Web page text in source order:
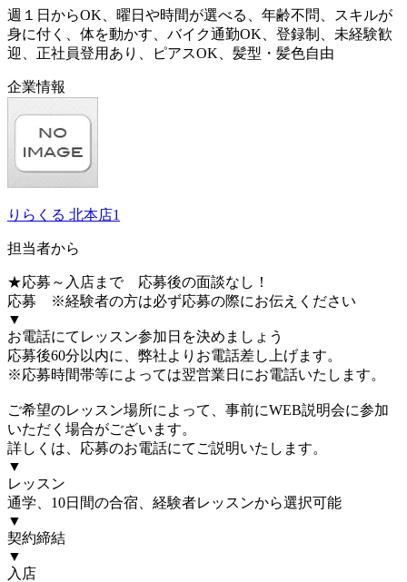
週１日からOK、曜日や時間が選べる、年齢不問、スキルが
身に付く、体を動かす、バイク通勤OK、登録制、未経験歓
迎、正社員登用あり、ピアスOK、髪型・髪色自由
企業情報
りらくる 北本店1
担当者から
★応募～入店まで 応募後の面談なし！
応募 ※経験者の方は必ず応募の際にお伝えください
▼
お電話にてレッスン参加日を決めましょう
応募後60分以内に、弊社よりお電話差し上げます。
※応募時間帯等によっては翌営業日にお電話いたします。
ご希望のレッスン場所によって、事前にWEB説明会に参加
いただく場合がございます。
詳しくは、応募のお電話にてご説明いたします。
▼
レッスン
通学、10日間の合宿、経験者レッスンから選択可能
▼
契約締結
▼
入店